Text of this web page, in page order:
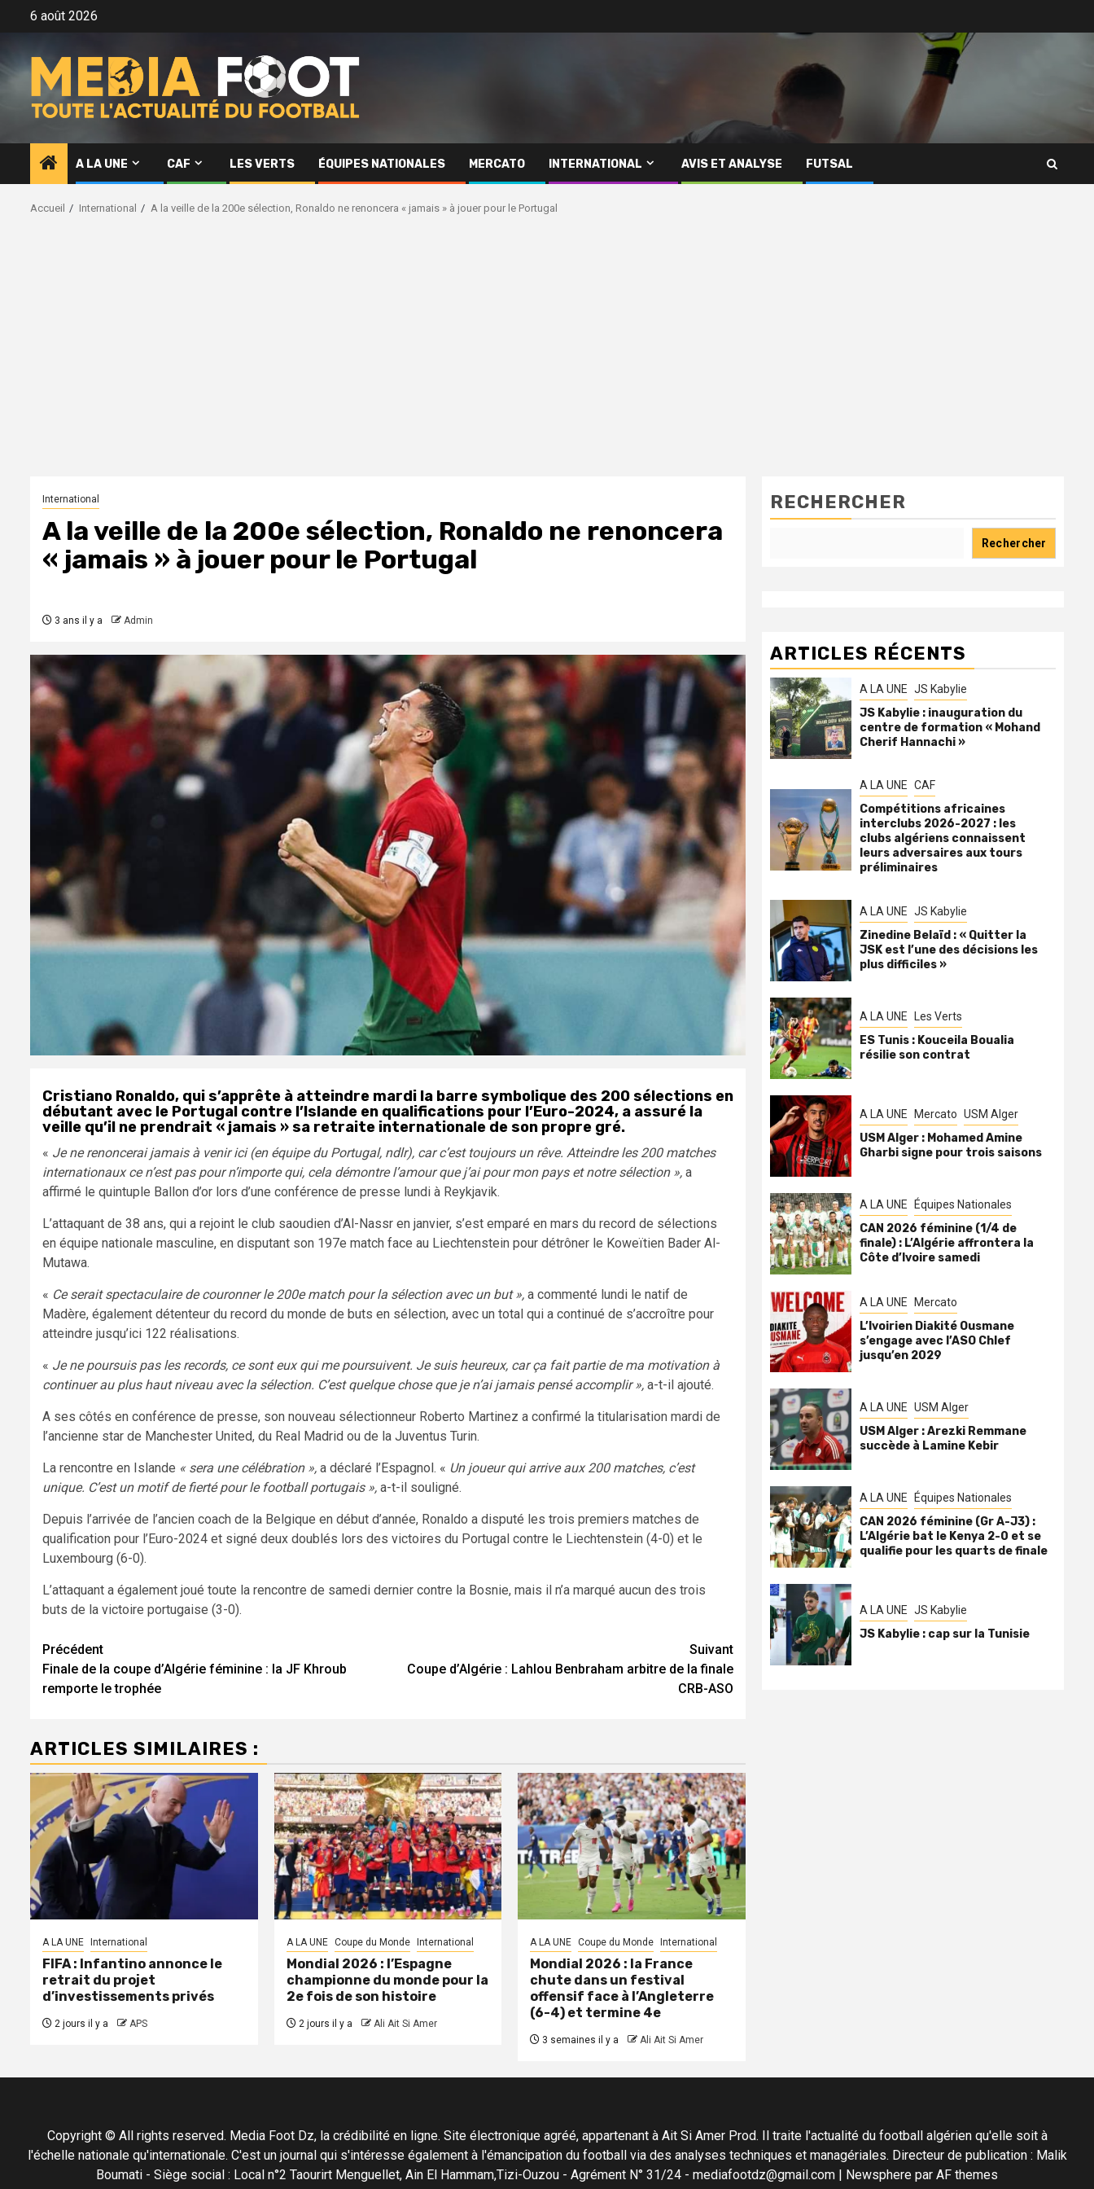
6 août 2026
A LA UNE CAF LES VERTS ÉQUIPES NATIONALES MERCATO INTERNATIONAL AVIS ET ANALYSE FUTSAL
Accueil International A la veille de la 200e sélection, Ronaldo ne renoncera « jamais » à jouer pour le Portugal
International
A la veille de la 200e sélection, Ronaldo ne renoncera
« jamais » à jouer pour le Portugal
3 ans il y a Admin
Cristiano Ronaldo, qui s’apprête à atteindre mardi la barre symbolique des 200 sélections en
débutant avec le Portugal contre l’Islande en qualifications pour l’Euro-2024, a assuré la
veille qu’il ne prendrait « jamais » sa retraite internationale de son propre gré.
« Je ne renoncerai jamais à venir ici (en équipe du Portugal, ndlr), car c’est toujours un rêve. Atteindre les 200 matches
internationaux ce n’est pas pour n’importe qui, cela démontre l’amour que j’ai pour mon pays et notre sélection », a
affirmé le quintuple Ballon d’or lors d’une conférence de presse lundi à Reykjavik.
L’attaquant de 38 ans, qui a rejoint le club saoudien d’Al-Nassr en janvier, s’est emparé en mars du record de sélections
en équipe nationale masculine, en disputant son 197e match face au Liechtenstein pour détrôner le Koweïtien Bader Al-
Mutawa.
« Ce serait spectaculaire de couronner le 200e match pour la sélection avec un but », a commenté lundi le natif de
Madère, également détenteur du record du monde de buts en sélection, avec un total qui a continué de s’accroître pour
atteindre jusqu’ici 122 réalisations.
« Je ne poursuis pas les records, ce sont eux qui me poursuivent. Je suis heureux, car ça fait partie de ma motivation à
continuer au plus haut niveau avec la sélection. C’est quelque chose que je n’ai jamais pensé accomplir », a-t-il ajouté.
A ses côtés en conférence de presse, son nouveau sélectionneur Roberto Martinez a confirmé la titularisation mardi de
l’ancienne star de Manchester United, du Real Madrid ou de la Juventus Turin.
La rencontre en Islande « sera une célébration », a déclaré l’Espagnol. « Un joueur qui arrive aux 200 matches, c’est
unique. C’est un motif de fierté pour le football portugais », a-t-il souligné.
Depuis l’arrivée de l’ancien coach de la Belgique en début d’année, Ronaldo a disputé les trois premiers matches de
qualification pour l’Euro-2024 et signé deux doublés lors des victoires du Portugal contre le Liechtenstein (4-0) et le
Luxembourg (6-0).
L’attaquant a également joué toute la rencontre de samedi dernier contre la Bosnie, mais il n’a marqué aucun des trois
buts de la victoire portugaise (3-0).
Navigation
d’article
Précédent
Finale de la coupe d’Algérie féminine : la JF Khroub
remporte le trophée
Suivant
Coupe d’Algérie : Lahlou Benbraham arbitre de la finale
CRB-ASO
ARTICLES SIMILAIRES :
A LA UNE International
FIFA : Infantino annonce le
retrait du projet
d’investissements privés
2 jours il y a APS
A LA UNE Coupe du Monde International
Mondial 2026 : l’Espagne
championne du monde pour la
2e fois de son histoire
2 jours il y a Ali Ait Si Amer
A LA UNE Coupe du Monde International
Mondial 2026 : la France
chute dans un festival
offensif face à l’Angleterre
(6-4) et termine 4e
3 semaines il y a Ali Ait Si Amer
RECHERCHER
Rechercher
ARTICLES RÉCENTS
A LA UNE JS Kabylie
JS Kabylie : inauguration du
centre de formation « Mohand
Cherif Hannachi »
A LA UNE CAF
Compétitions africaines
interclubs 2026-2027 : les
clubs algériens connaissent
leurs adversaires aux tours
préliminaires
A LA UNE JS Kabylie
Zinedine Belaïd : « Quitter la
JSK est l’une des décisions les
plus difficiles »
A LA UNE Les Verts
ES Tunis : Kouceila Boualia
résilie son contrat
A LA UNE Mercato USM Alger
USM Alger : Mohamed Amine
Gharbi signe pour trois saisons
A LA UNE Équipes Nationales
CAN 2026 féminine (1/4 de
finale) : L’Algérie affrontera la
Côte d’Ivoire samedi
A LA UNE Mercato
L’Ivoirien Diakité Ousmane
s’engage avec l’ASO Chlef
jusqu’en 2029
A LA UNE USM Alger
USM Alger : Arezki Remmane
succède à Lamine Kebir
A LA UNE Équipes Nationales
CAN 2026 féminine (Gr A-J3) :
L’Algérie bat le Kenya 2-0 et se
qualifie pour les quarts de finale
A LA UNE JS Kabylie
JS Kabylie : cap sur la Tunisie
Copyright © All rights reserved. Media Foot Dz, la crédibilité en ligne. Site électronique agréé, appartenant à Ait Si Amer Prod. Il traite l'actualité du football algérien qu'elle soit à
l'échelle nationale qu'internationale. C'est un journal qui s'intéresse également à l'émancipation du football via des analyses techniques et managériales. Directeur de publication : Malik
Boumati - Siège social : Local n°2 Taourirt Menguellet, Ain El Hammam,Tizi-Ouzou - Agrément N° 31/24 - mediafootdz@gmail.com
Newsphere par AF themes